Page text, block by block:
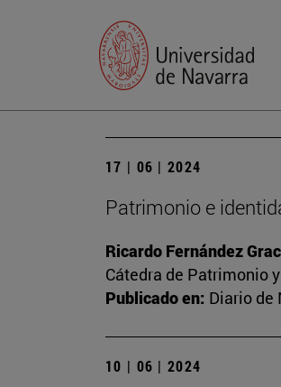
17 | 06 | 2024
Patrimonio e
Ricardo Fernández
Cátedra de Patrimonio
Publicado en: Diario de
10 | 06 | 2024